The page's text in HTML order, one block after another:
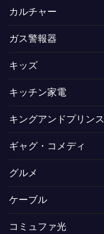
カルチャー
ガス警報器
キッズ
キッチン家電
キングアンドプリンス
ギャグ・コメディ
グルメ
ケーブル
コミュファ光